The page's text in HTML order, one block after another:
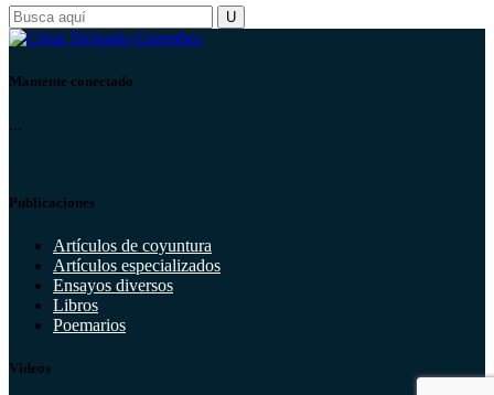
Mantente conectado
...
Publicaciones
Artículos de coyuntura
Artículos especializados
Ensayos diversos
Libros
Poemarios
Vídeos